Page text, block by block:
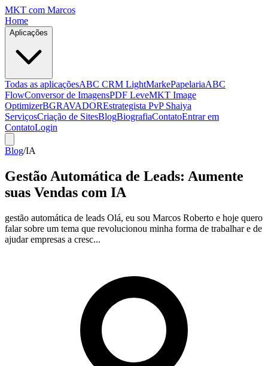
MKT com Marcos
Home
Aplicações
Todas as aplicaçõesABC CRM LightMarkePapelariaABC
FlowConversor de ImagensPDF LeveMKT Image
OptimizerBGRAVADOREstrategista PvP Shaiya
ServiçosCriação de SitesBlogBiografiaContatoEntrar em
ContatoLogin
Blog/IA
Gestão Automática de Leads: Aumente
suas Vendas com IA
gestão automática de leads Olá, eu sou Marcos Roberto e hoje quero
falar sobre um tema que revolucionou minha forma de trabalhar e de
ajudar empresas a cresc...